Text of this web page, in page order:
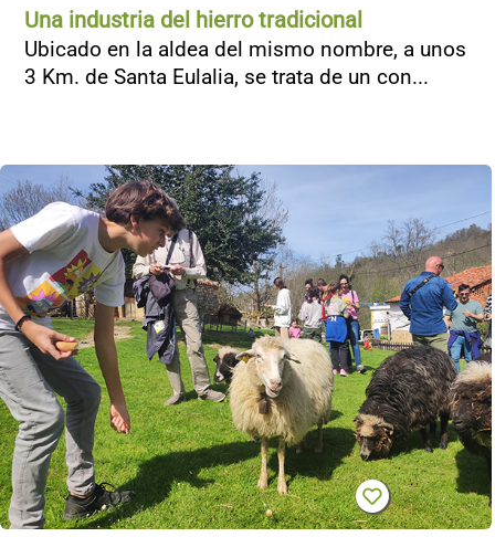
Una industria del hierro tradicional
Ubicado en la aldea del mismo nombre, a unos
3 Km. de Santa Eulalia, se trata de un con...